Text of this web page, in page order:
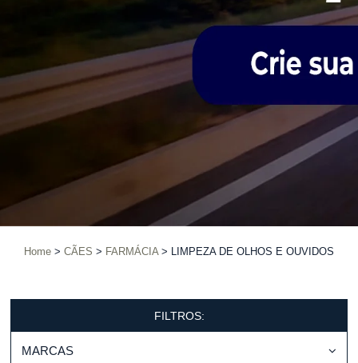
Home CÃES FARMÁCIA LIMPEZA DE OLHOS E OUVIDOS
FILTROS:
MARCAS